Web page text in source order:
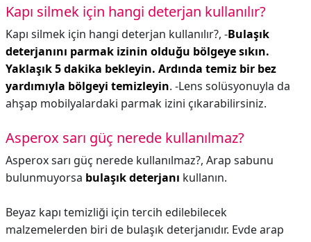
Kapı silmek için hangi deterjan kullanılır?
Kapı silmek için hangi deterjan kullanılır?, -Bulaşık
deterjanını parmak izinin olduğu bölgeye sıkın.
Yaklaşık 5 dakika bekleyin. Ardında temiz bir bez
yardımıyla bölgeyi temizleyin. -Lens solüsyonuyla da
ahşap mobilyalardaki parmak izini çıkarabilirsiniz.
Asperox sarı güç nerede kullanılmaz?
Asperox sarı güç nerede kullanılmaz?, Arap sabunu
bulunmuyorsa bulaşık deterjanı kullanın.
Beyaz kapı temizliği için tercih edilebilecek
malzemelerden biri de bulaşık deterjanıdır. Evde arap